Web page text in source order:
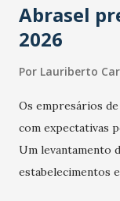
Abrasel
2026
Por Lauriberto
Os empresários
com expectativas
Um levantamento
estabelecimentos